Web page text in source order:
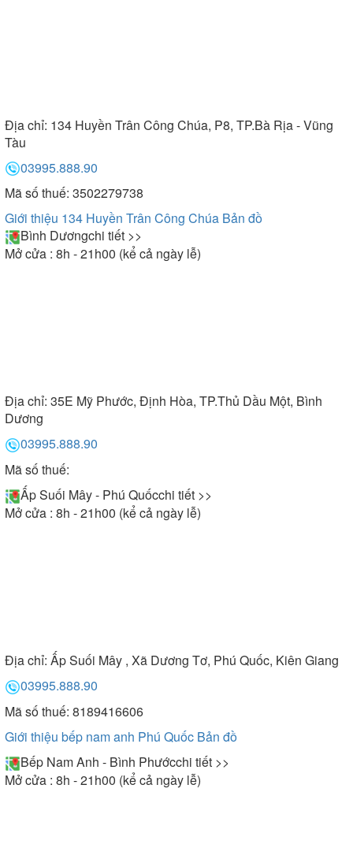
Địa chỉ: 134 Huyền Trân Công Chúa, P8, TP.Bà Rịa - Vũng
Tàu
03995.888.90
Mã số thuế: 3502279738
Giới thiệu 134 Huyền Trân Công Chúa Bản đồ
Bình Dươngchi tiết >>
Mở cửa : 8h - 21h00 (kể cả ngày lễ)
Địa chỉ: 35E Mỹ Phước, Định Hòa, TP.Thủ Dầu Một, Bình
Dương
03995.888.90
Mã số thuế:
Ấp Suối Mây - Phú Quốcchi tiết >>
Mở cửa : 8h - 21h00 (kể cả ngày lễ)
Địa chỉ: Ấp Suối Mây , Xã Dương Tơ, Phú Quốc, Kiên Giang
03995.888.90
Mã số thuế: 8189416606
Giới thiệu bếp nam anh Phú Quốc Bản đồ
Bếp Nam Anh - Bình Phướcchi tiết >>
Mở cửa : 8h - 21h00 (kể cả ngày lễ)